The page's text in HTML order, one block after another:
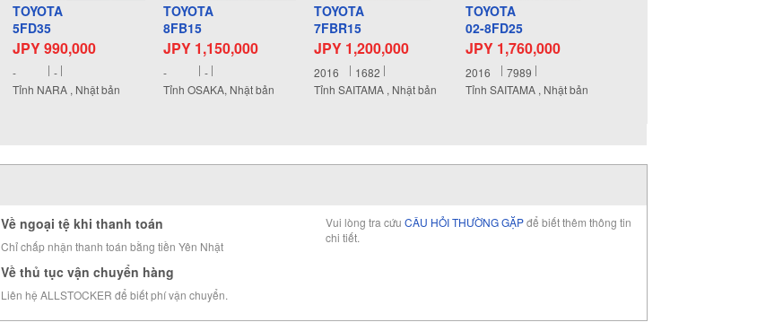
TOYOTA
5FD35
JPY 990,000
-
-
Tỉnh NARA , Nhật bản
TOYOTA
8FB15
JPY 1,150,000
-
-
Tỉnh OSAKA, Nhật bản
TOYOTA
7FBR15
JPY 1,200,000
2016
1682
Tỉnh SAITAMA , Nhật bản
TOYOTA
02-8FD25
JPY 1,760,000
2016
7989
Tỉnh SAITAMA , Nhật bản
Về ngoại tệ khi thanh toán
Chỉ chấp nhận thanh toán bằng tiền Yên Nhật
Về thủ tục vận chuyển hàng
Liên hệ ALLSTOCKER để biết phí vận chuyển.
Vui lòng tra cứuCÂU HỎI THƯỜNG GẶPđể biết thêm thông tin
chi tiết.